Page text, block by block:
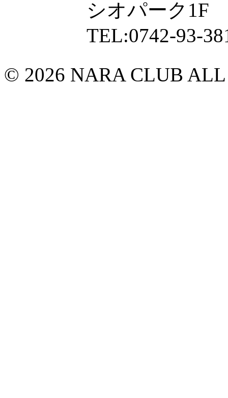
シオパーク1F
TEL:0742-93-
© 2026 NARA CLUB ALL